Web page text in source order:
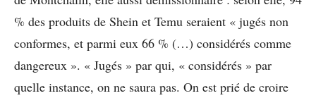
% des produits de Shein et Temu seraient « jugés non
conformes, et parmi eux 66 % (…) considérés comme
dangereux ». « Jugés » par qui, « considérés » par
quelle instance, on ne saura pas. On est prié de croire